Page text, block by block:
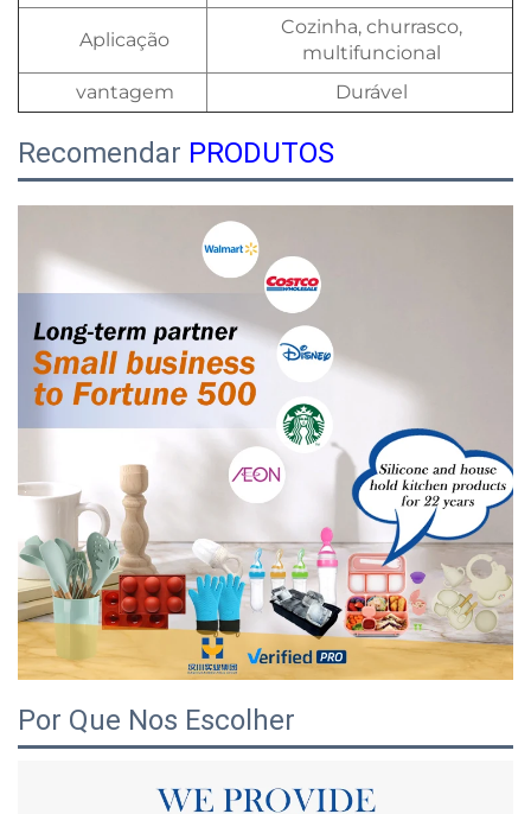
Aplicação
Cozinha, churrasco,
multifuncional
vantagem
Durável
Recomendar PRODUTOS
Por Que Nos Escolher